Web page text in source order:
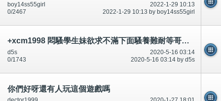
2022-1-29 10:13
boy14ss55girl
2022-1-29 10:13 by boy14ss55girl
0/2467
+xcm1998 悶騷學生妹欲求不滿下面騷養難耐等哥哥插她小穴穴
2020-5-16 03:14
d5s
2020-5-16 03:14 by d5s
0/1743
你們好呀還有人玩這個遊戲嗎